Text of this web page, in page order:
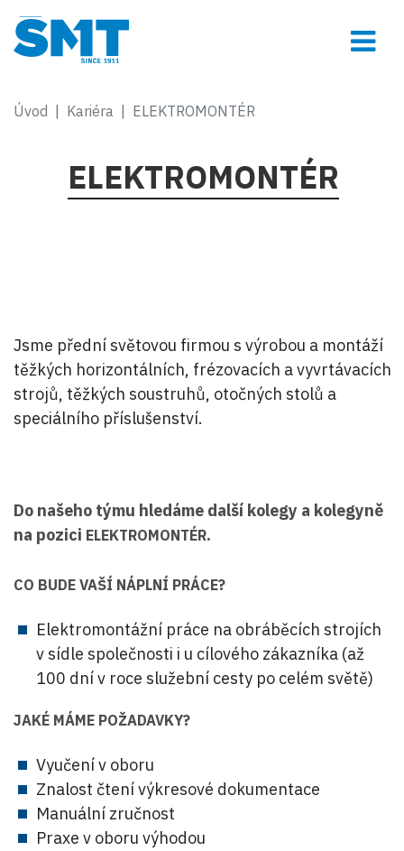
Úvod Kariéra ELEKTROMONTÉR
ELEKTROMONTÉR
Jsme přední světovou firmou s výrobou a montáží
těžkých horizontálních, frézovacích a vyvrtávacích
strojů, těžkých soustruhů, otočných stolů a
speciálního příslušenství.
Do našeho týmu hledáme další kolegy a kolegyně
na pozici ELEKTROMONTÉR.
CO BUDE VAŠÍ NÁPLNÍ PRÁCE?
Elektromontážní práce na obráběcích strojích
v sídle společnosti i u cílového zákazníka (až
100 dní v roce služební cesty po celém světě)
JAKÉ MÁME POŽADAVKY?
Vyučení v oboru
Znalost čtení výkresové dokumentace
Manuální zručnost
Praxe v oboru výhodou